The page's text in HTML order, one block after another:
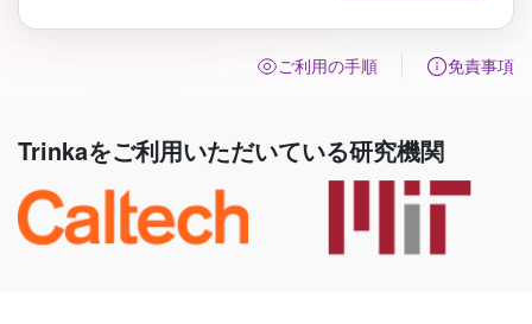
ご利用の手順 免責事項
Trinkaをご利用いただいている研究機関